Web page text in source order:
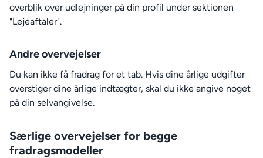
overblik over udlejninger på din profil under sektionen
"Lejeaftaler".
Andre overvejelser
Du kan ikke få fradrag for et tab. Hvis dine årlige udgifter
overstiger dine årlige indtægter, skal du ikke angive noget
på din selvangivelse.
Særlige overvejelser for begge
fradragsmodeller